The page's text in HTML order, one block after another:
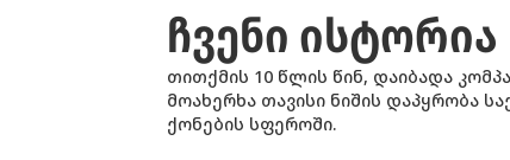
ᲩᲕᲔᲜᲘ ᲘᲡᲢᲝᲠᲘᲐ
თითქმის 10 წლის წინ, დაიბადა
მოახერხა თავისი ნიშის დაპყრობა
ქონების სფეროში.